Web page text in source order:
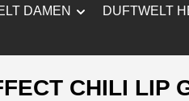
DAMEN DUFTWELT
CHILI LIP